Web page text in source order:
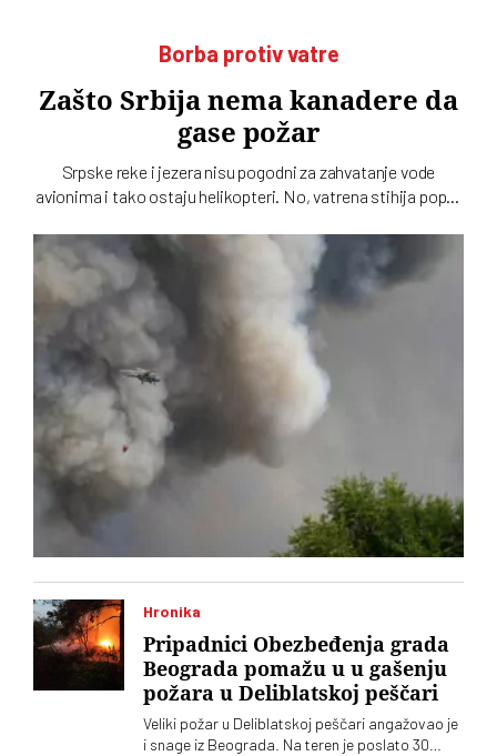
Borba protiv vatre
Zašto Srbija nema kanadere da
gase požar
Srpske reke i jezera nisu pogodni za zahvatanje vode
avionima i tako ostaju helikopteri. No, vatrena stihija poput
vazduha
Hronika
Pripadnici Obezbeđenja grada
Beograda pomažu u u gašenju
požara u Deliblatskoj peščari
Veliki požar u Deliblatskoj peščari angažovao je
i snage iz Beograda. Na teren je poslato 30